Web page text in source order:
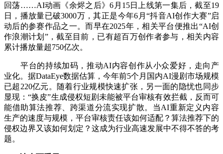
回荡……AI动画《余烬之后》6月15日上线第一集后，截至19
日，播放量已破3000万，其正是今年6月“抖音AI创作大赛”启
动后的参赛作品之一。而早在2025年，相关平台便推出“AI创
作浪潮计划”，截至目前，已有超百万创作者参与，相关内容
累计播放量超750亿次。
平台的持续加码，推动AI内容创作从小众爱好，走向产
业化。据DataEye数据估算，今年前5个月国内AI漫剧市场规模
已超220亿元。随着行业规模快速扩张，另一面的隐忧也同步
显现：“换皮”生成侵权短剧未能被平台审核有效拦截，反而可
能借助算法推荐、跨渠道分流实现扩散。当AI重新定义内容
生产的速度与规模，平台审核责任该如何适配？算法推荐下的
侵权边界又该如何划定？这成为行业高速发展中不得不答的考
题。